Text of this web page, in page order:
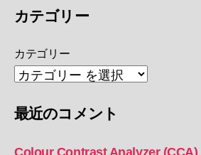
カテゴリー
カテゴリー
最近のコメント
Colour Contrast Analyzer (CCA)